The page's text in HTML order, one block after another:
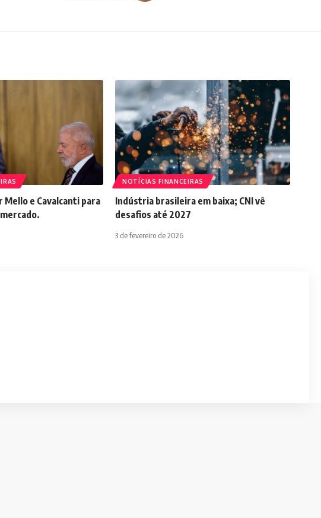
Mello e Cavalcanti para
NOTÍCIAS FINANCEIRAS
Indústria brasileira em baixa; CNI vê
desafios até 2027
3 de fevereiro de 2026